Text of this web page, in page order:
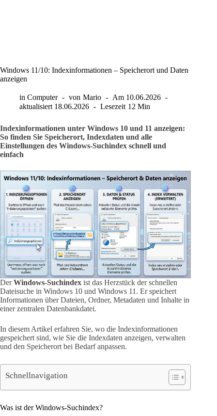
Windows 11/10: Indexinformationen – Speicherort und Daten
anzeigen
in Computer von Mario Am 10.06.2026
aktualisiert 18.06.2026 Lesezeit 12 Min
Indexinformationen unter Windows 10 und 11 anzeigen:
So finden Sie Speicherort, Indexdaten und alle
Einstellungen des Windows-Suchindex schnell und
einfach
DerWindows-Suchindex ist das Herzstück der schnellen
Dateisuche in Windows 10 und Windows 11. Er speichert
Informationen über Dateien, Ordner, Metadaten und Inhalte in
einer zentralen Datenbankdatei.
In diesem Artikel erfahren Sie, wo die Indexinformationen
gespeichert sind, wie Sie die Indexdaten anzeigen, verwalten
und den Speicherort bei Bedarf anpassen.
Schnellnavigation
Was ist der Windows-Suchindex?